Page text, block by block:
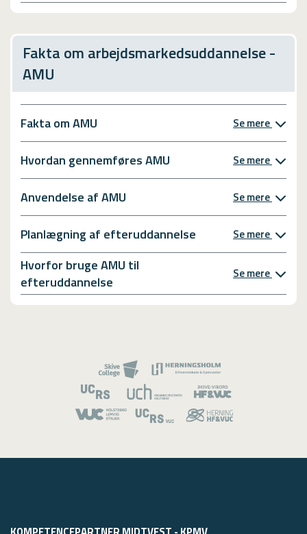
Fakta om arbejdsmarkedsuddannelse -
AMU
Fakta om AMU Se mere
Hvordan gennemføres AMU Se mere
Anvendelse af AMU Se mere
Planlægning af efteruddannelse Se mere
Hvorfor bruge AMU til
efteruddannelse
Se mere